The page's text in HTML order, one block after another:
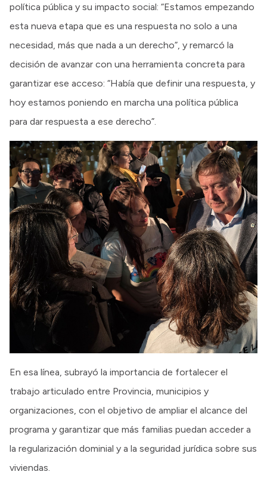
política pública y su impacto social: “Estamos empezando
esta nueva etapa que es una respuesta no solo a una
necesidad, más que nada a un derecho”, y remarcó la
decisión de avanzar con una herramienta concreta para
garantizar ese acceso: “Había que definir una respuesta, y
hoy estamos poniendo en marcha una política pública
para dar respuesta a ese derecho”.
En esa línea, subrayó la importancia de fortalecer el
trabajo articulado entre Provincia, municipios y
organizaciones, con el objetivo de ampliar el alcance del
programa y garantizar que más familias puedan acceder a
la regularización dominial y a la seguridad jurídica sobre sus
viviendas.